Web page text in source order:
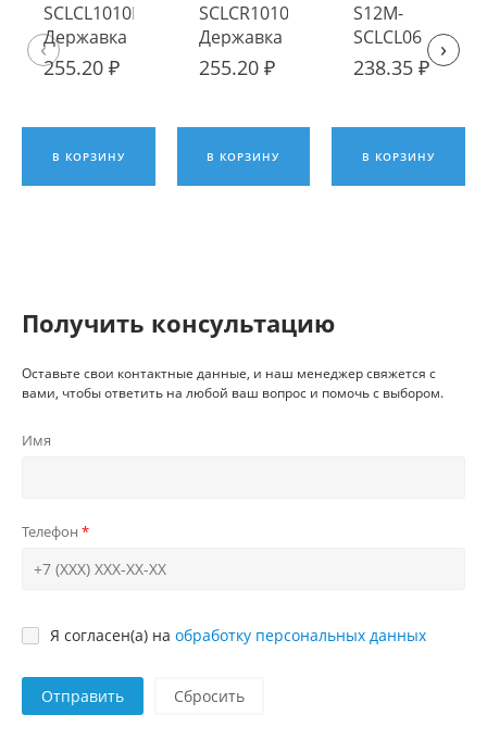
SCLCL1010H06
Державка
токарная
255.20 ₽
В КОРЗИНУ
SCLCR1010H06
Державка
токарная
255.20 ₽
В КОРЗИНУ
S12M-
SCLCL06
Державка
ИПК
238.35 ₽
В КОРЗИНУ
‹ ›
Получить консультацию
Оставьте свои контактные данные, и наш менеджер свяжется с
вами, чтобы ответить на любой ваш вопрос и помочь с выбором.
Имя
Телефон
Я согласен(а) на обработку персональных данных
Отправить